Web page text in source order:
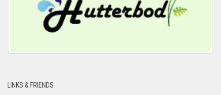
LINKS & FRIENDS